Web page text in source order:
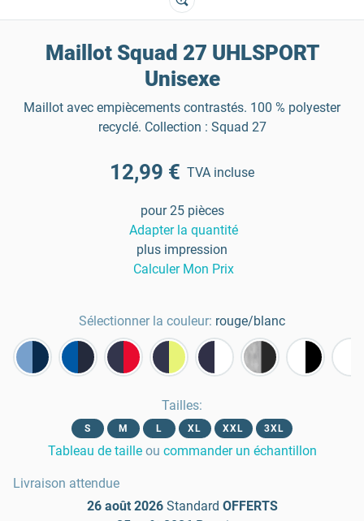
Maillot Squad 27 UHLSPORT
Unisexe
Maillot avec empiècements contrastés. 100 % polyester
recyclé. Collection : Squad 27
12,99 € TVA incluse
pour 25 pièces
Adapter la quantité
plus impression
Calculer Mon Prix
Sélectionner la couleur: rouge/blanc
Tailles:
S M L XL XXL 3XL
Tableau de taille ou commander un échantillon
Livraison attendue
26 août 2026 Standard OFFERTS